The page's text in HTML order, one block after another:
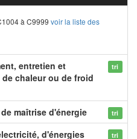
à C9999 voir la liste des
entretien et
chaleur ou de froid
tri
maîtrise d'énergie tri
d'énergies
tri